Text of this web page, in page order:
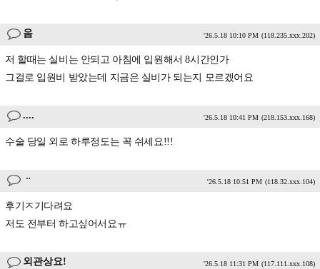
음 '26.5.18 10:10 PM (118.235.xxx.202)
저 할때는 실비는 안되고 아침에 입원해서 8시간인가
그걸로 입원비 받았는데 지금은 실비가 되는지 모르겠어요
.... '26.5.18 10:41 PM (218.153.xxx.168)
수술 당일 외로 하루정도는 꼭 쉬세요!!!
ᆢ '26.5.18 10:51 PM (118.32.xxx.104)
후기ㅈ기다려요
저도 전부터 하고싶어서요ㅠ
외관상요! '26.5.18 11:31 PM (117.111.xxx.108)